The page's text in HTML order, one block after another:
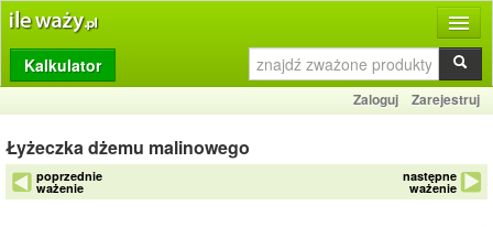
Produkty
Dziennik
Przelicznik
Porównywarka
Kalkulator
Zaloguj Zarejestruj
Łyżeczka dżemu malinowego
poprzednie
ważenie
następne
ważenie